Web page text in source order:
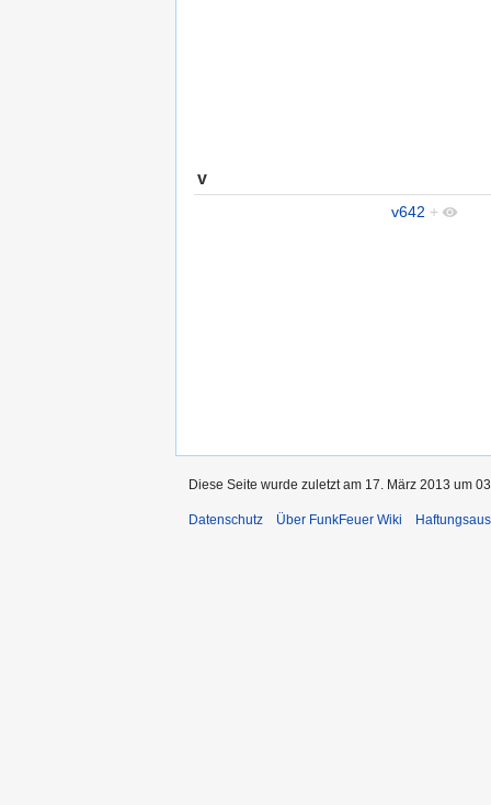
v
v642 +
Diese Seite wurde zuletzt am 17. März 2013 um
Datenschutz Über FunkFeuer Wiki